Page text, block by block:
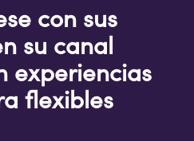
con sus
su canal
experiencias
flexibles